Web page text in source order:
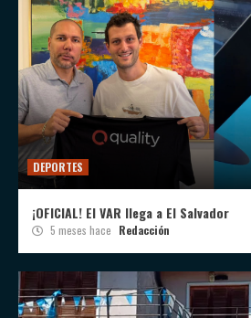
DEPORTES
¡OFICIAL! El VAR llega a El Salvador
5 meses hace Redacción